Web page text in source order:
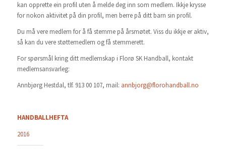
kan opprette ein profil uten å melde deg inn som medlem. Ikkje krysse
for nokon aktivitet på din profil, men berre på ditt barn sin profil.
Du må vere medlem for å få stemme på årsmøtet. Viss du ikkje er aktiv,
så kan du vere støttemedlem og få stemmerett.
For spørsmål kring ditt medlemskap i Florø SK Handball, kontakt
medlemsansvarleg:
Annbjørg Hestdal, tlf. 913 00 107, mail: annbjorg@florohandball.no
HANDBALLHEFTA
2016